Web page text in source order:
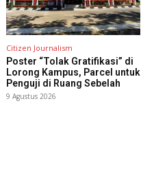
Citizen Journalism
Poster “Tolak Gratifikasi” di
Lorong Kampus, Parcel untuk
Penguji di Ruang Sebelah
9 Agustus 2026